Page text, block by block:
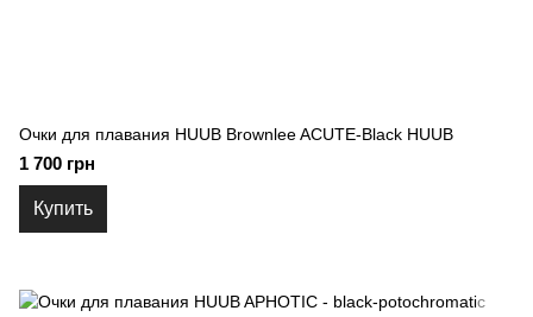
Очки для плавания HUUB Brownlee ACUTE-Black HUUB
1 700 грн
Купить